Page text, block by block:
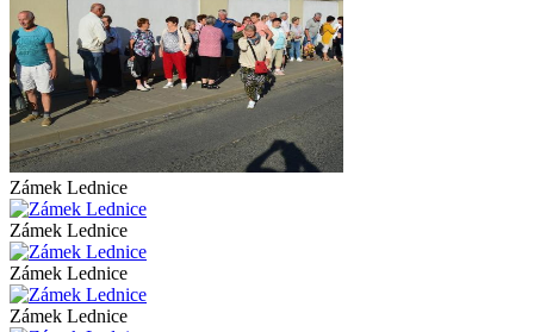
Zámek Lednice
Zámek Lednice
Zámek Lednice
Zámek Lednice